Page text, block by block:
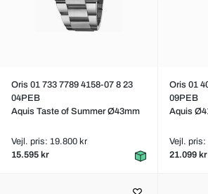
Oris 01 733 7789 4158-07 8 23
04PEB
Aquis Taste of Summer Ø43mm
Vejl. pris: 19.800 kr
15.595 kr
Oris 01
09PEB
Aquis
Vejl. pris:
21.099 kr